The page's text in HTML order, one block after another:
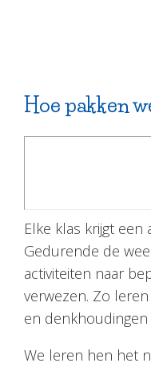
Hoe pakken
Elke klas krijgt
Gedurende de
activiteiten naar
verwezen. Zo
en denkhoudingen
We leren hen het